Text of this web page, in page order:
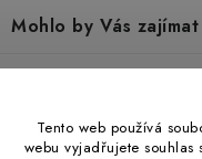
Tento web používá
webu vyjadřujete
O nás
Podmínky ochrany osobní
Výměna a vrácení zboží
Mohlo by Vás zajímat
Dárkové poukazy
Výhody registrace
Jak vybrat turistický
I-SPORTS.CZ